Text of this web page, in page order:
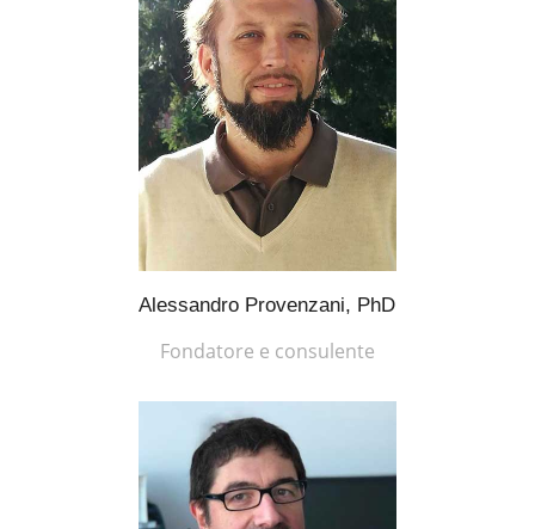
Alessandro Provenzani, PhD
Fondatore e consulente